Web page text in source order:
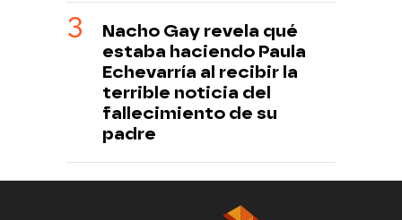
Nacho Gay revela qué
estaba haciendo Paula
Echevarría al recibir la
terrible noticia del
fallecimiento de su
padre